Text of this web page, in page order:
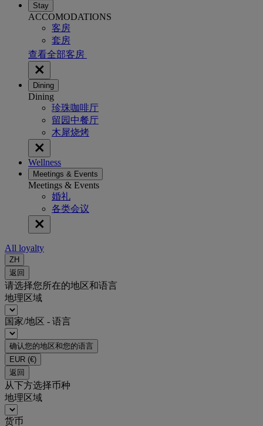
Stay
ACCOMODATIONS
客房
套房
查看全部客房
Dining
Dining
珍珠咖啡厅
留园中餐厅
木犀烧烤
Wellness
Meetings & Events
Meetings & Events
婚礼
各类会议
All loyalty
ZH
返回
请选择您所在的地区和语言
地理区域
国家/地区 - 语言
确认您的地区和您的语言
EUR (€)
返回
从下方选择币种
地理区域
货币